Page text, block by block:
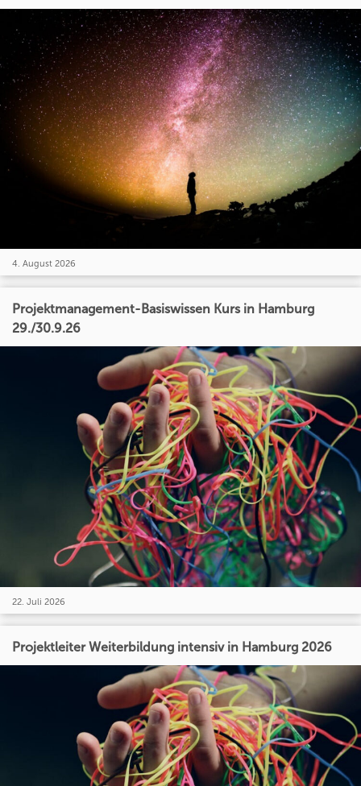
4. August 2026
Projektmanagement-Basiswissen Kurs in Hamburg
29./30.9.26
22. Juli 2026
Projektleiter Weiterbildung intensiv in Hamburg 2026